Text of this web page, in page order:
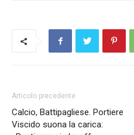
Articolo precedente
Calcio, Battipagliese. Portiere
Viscido suona la carica: